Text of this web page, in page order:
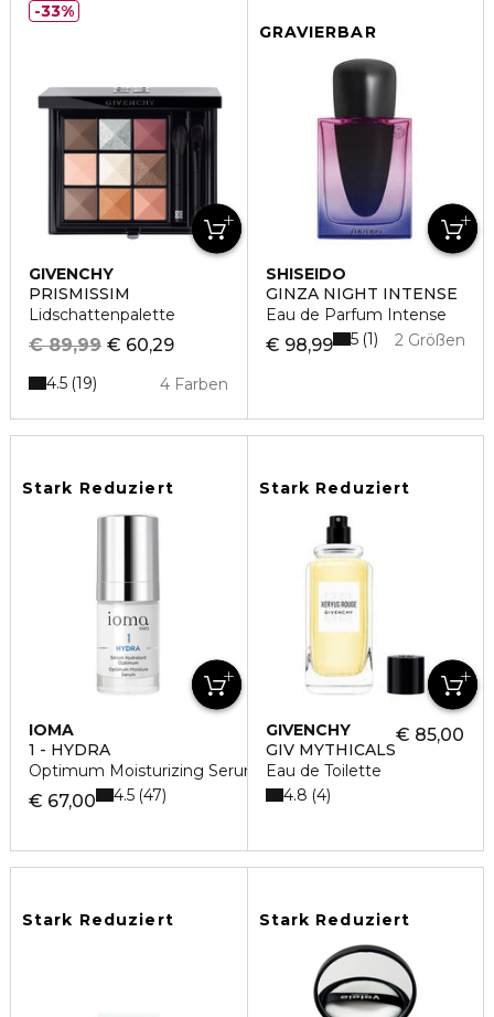
GIVENCHY
PRISMISSIM
Lidschattenpalette
€ 60,29
€ 89,99
4 Farben
4.5 19
33%
GRAVIERBAR
SHISEIDO
GINZA NIGHT INTENSE
Eau de Parfum Intense
€ 98,99 2 Größen
5 1
Stark Reduziert
IOMA
1 - HYDRA
Optimum Moisturizing Serum Gesichtsserum
€ 67,00 4.5 47
Stark Reduziert
GIVENCHY
GIV MYTHICALS
Eau de Toilette
€ 85,00
4.8 4
Stark Reduziert Stark Reduziert